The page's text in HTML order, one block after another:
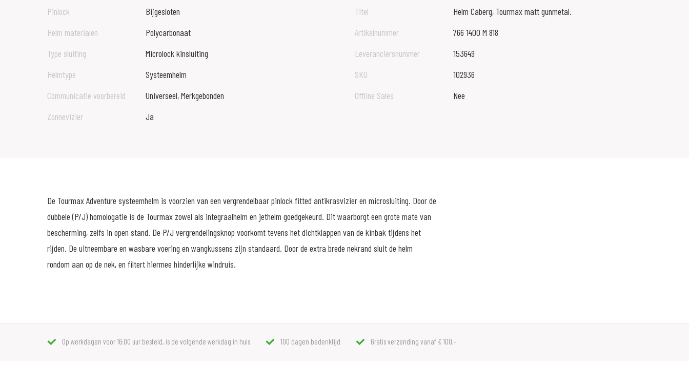
Pinlock
Bijgesloten
Helm materialen
Polycarbonaat
Type sluiting
Microlock kinsluiting
Helmtype
Systeemhelm
Communicatie voorbereid
Universeel, Merkgebonden
Zonnevizier
Ja
Titel
Helm Caberg, Tourmax matt gunmetal.
Artikelnummer
766 1400 M 818
Leveranciersnummer
153649
SKU
102936
Offline Sales
Nee
De Tourmax Adventure systeemhelm is voorzien van een vergrendelbaar pinlock fitted antikrasvizier en microsluiting. Door de
dubbele (P/J) homologatie is de Tourmax zowel als integraalhelm en jethelm goedgekeurd. Dit waarborgt een grote mate van
bescherming, zelfs in open stand. De P/J vergrendelingsknop voorkomt tevens het dichtklappen van de kinbak tijdens het
rijden. De uitneembare en wasbare voering en wangkussens zijn standaard. Door de extra brede nekrand sluit de helm
rondom aan op de nek, en filtert hiermee hinderlijke windruis.
Op werkdagen voor 16:00 uur besteld, is de volgende werkdag in huis 100 dagen bedenktijd Gratis verzending vanaf € 100,-